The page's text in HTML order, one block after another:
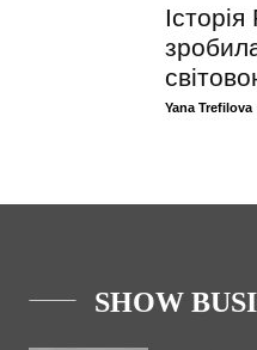
Yana Trefilova
SHOW